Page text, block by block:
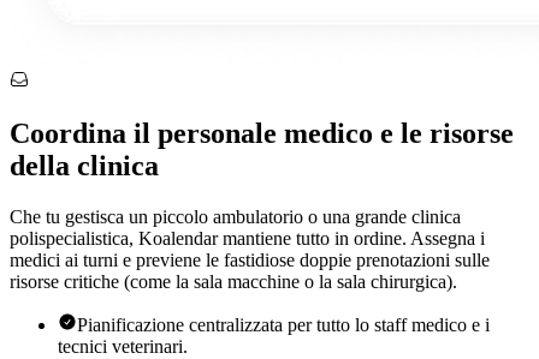
Coordina il personale medico e le risorse
della clinica
Che tu gestisca un piccolo ambulatorio o una grande clinica
polispecialistica, Koalendar mantiene tutto in ordine. Assegna i
medici ai turni e previene le fastidiose doppie prenotazioni sulle
risorse critiche (come la sala macchine o la sala chirurgica).
Pianificazione centralizzata per tutto lo staff medico e i
tecnici veterinari.